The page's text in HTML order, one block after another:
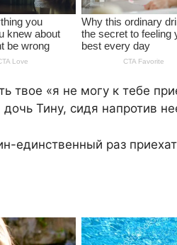
твое «я не могу к тебе
Тину, сидя напротив
единственный раз